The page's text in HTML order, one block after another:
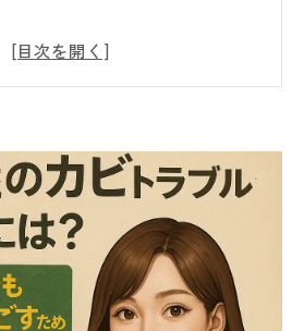
すいカビトラブルとは？
とどうなるの？健康への影
ゃわからない！真菌（カビ
性
かる！カビが好む環境のサ
るカビ予防のポイント